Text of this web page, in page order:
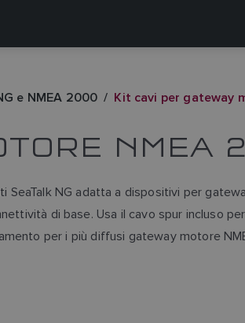
e NMEA 2000 Kit cavi per gateway
NMEA
NG adatta a dispositivi per
di base. Usa il cavo spur incluso
per i più diffusi gateway motore